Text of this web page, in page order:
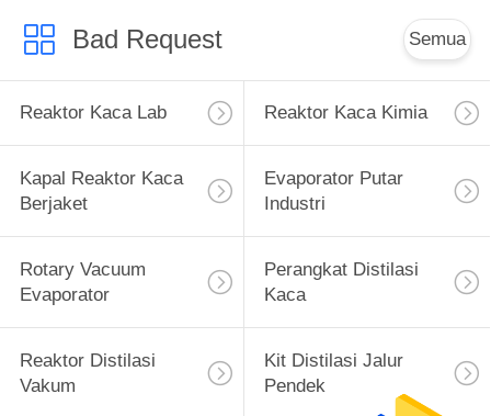
Bad Request Semua
Reaktor Kaca Lab Reaktor Kaca Kimia
Kapal Reaktor Kaca
Berjaket
Evaporator Putar
Industri
Rotary Vacuum
Evaporator
Perangkat Distilasi
Kaca
Reaktor Distilasi
Vakum
Kit Distilasi Jalur
Pendek